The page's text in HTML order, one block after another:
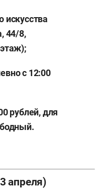
искусства
44/8,
с 12:00
рублей, для
апреля)